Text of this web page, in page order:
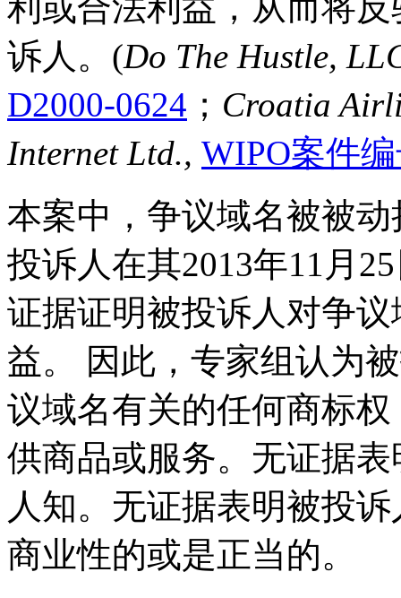
利或合法利益，从而将
诉人。(Do The Hustle,
D2000-0624 ； Croatia
Internet Ltd., WIPO案件
本案中，争议域名被被动
投诉人在其2013年11月
证据证明被投诉人对争
益。 因此，专家组认为
议域名有关的任何商标
供商品或服务。无证据
人知。无证据表明被投
商业性的或是正当的。